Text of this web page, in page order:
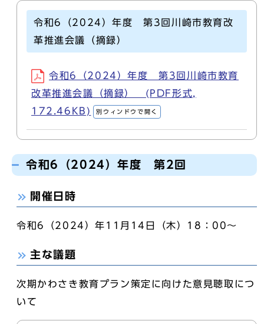
令和6（2024）年度 第3回川崎市教育改
革推進会議（摘録）
令和6（2024）年度 第3回川崎市教育
改革推進会議（摘録） (PDF形式,
172.46KB)
別ウィンドウで開く
令和6（2024）年度 第2回
開催日時
令和6（2024）年11月14日（木）18：00～
主な議題
次期かわさき教育プラン策定に向けた意見聴取につ
いて